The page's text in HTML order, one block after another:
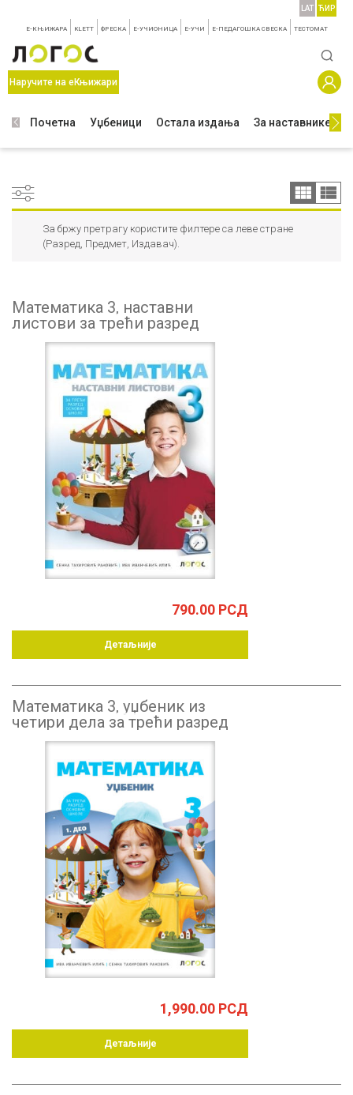
E-КЊИЖАРА KLETT ФРЕСКА E-УЧИОНИЦА E-УЧИ Е-ПЕДАГОШКА СВЕСКА TЕСТОМАТ
LAT ЋИР
Наручите на еКњижари
Почетна Уџбеници Остала издања За наставнике
За бржу претрагу користите филтере са леве стране
(Разред, Предмет, Издавач).
Математика 3, наставни
листови за трећи разред
790.00 РСД
Детаљније
Математика 3, уџбеник из
четири дела за трећи разред
1,990.00 РСД
Детаљније